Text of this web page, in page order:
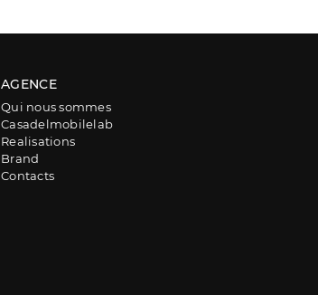
AGENCE
Qui nous sommes
Casadelmobilelab
Realisations
Brand
Contacts